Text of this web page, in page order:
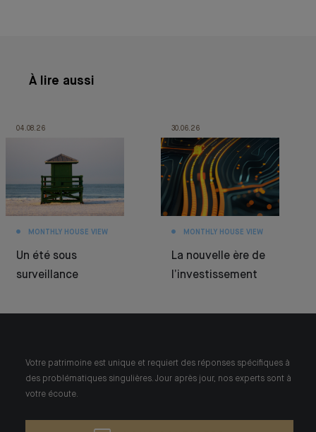
À lire aussi
04.08.26
MONTHLY HOUSE VIEW
Un été sous
surveillance
30.06.26
MONTHLY HOUSE VIEW
La nouvelle ère de
l’investissement
Votre patrimoine est unique et requiert des réponses spécifiques à
des problématiques singulières. Jour après jour, nos experts sont à
votre écoute.